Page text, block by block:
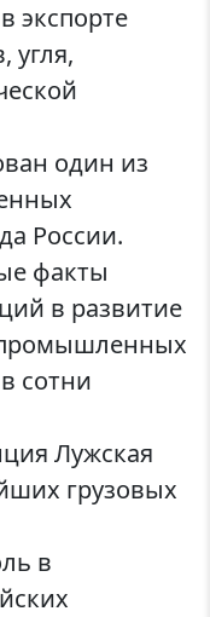
экспорте
угля,
один из
России.
факты
в развитие
сотни
Лужская
грузовых
в